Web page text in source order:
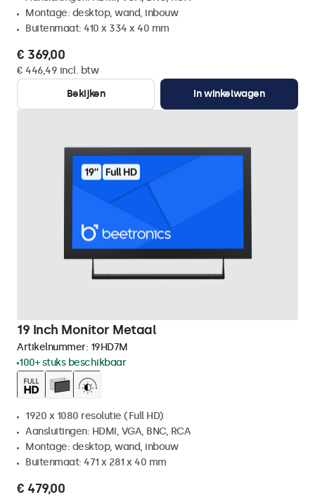
Montage: desktop, wand, inbouw
Buitenmaat: 410 x 334 x 40 mm
€ 369,00
€ 446,49 incl. btw
Bekijken
In winkelwagen
19 Inch Monitor Metaal
Artikelnummer: 19HD7M
100+ stuks beschikbaar
1920 x 1080 resolutie (Full HD)
Aansluitingen: HDMI, VGA, BNC, RCA
Montage: desktop, wand, inbouw
Buitenmaat: 471 x 281 x 40 mm
€ 479,00